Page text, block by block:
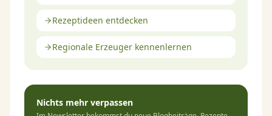
Rezeptideen entdecken
Regionale Erzeuger kennenlernen
Nichts mehr verpassen